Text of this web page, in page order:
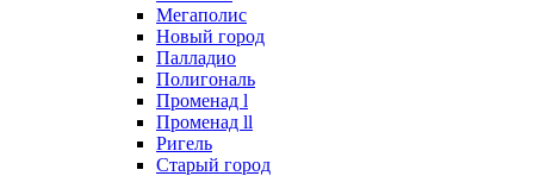
Мегаполис
Новый город
Палладио
Полигональ
Променад l
Променад ll
Ригель
Старый город